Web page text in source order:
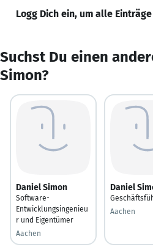
Logg Dich ein, um alle
Suchst Du einen
Simon?
Daniel Simon
Software-
Entwicklungsingenieu
r und Eigentümer
Aachen
Daniel
Aachen